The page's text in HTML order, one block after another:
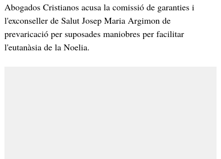
Abogados Cristianos acusa la comissió de garanties i
l'exconseller de Salut Josep Maria Argimon de
prevaricació per suposades maniobres per facilitar
l'eutanàsia de la Noelia.